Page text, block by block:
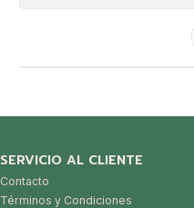
SERVICIO AL CLIENTE
Contacto
Términos y Condiciones